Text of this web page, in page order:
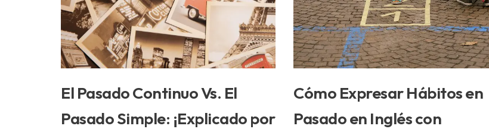
El Pasado Continuo Vs. El
Pasado Simple: ¡Explicado por
Cómo Expresar Hábitos en
Pasado en Inglés con